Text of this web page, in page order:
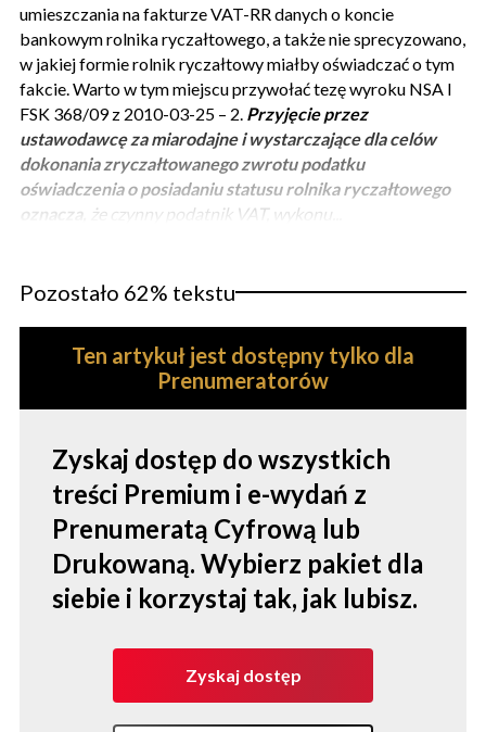
umieszczania na fakturze VAT-RR danych o koncie
bankowym rolnika ryczałtowego, a także nie sprecyzowano,
w jakiej formie rolnik ryczałtowy miałby oświadczać o tym
fakcie. Warto w tym miejscu przywołać tezę wyroku NSA I
FSK 368/09 z 2010-03-25 – 2. Przyjęcie przez
ustawodawcę za miarodajne i wystarczające dla celów
dokonania zryczałtowanego zwrotu podatku
oświadczenia o posiadaniu statusu rolnika ryczałtowego
oznacza, że czynny podatnik VAT, wykonu...
Pozostało 62% tekstu
Ten artykuł jest dostępny tylko dla
Prenumeratorów
Zyskaj dostęp do wszystkich
treści Premium i e-wydań z
Prenumeratą Cyfrową lub
Drukowaną. Wybierz pakiet dla
siebie i korzystaj tak, jak lubisz.
Zyskaj dostęp